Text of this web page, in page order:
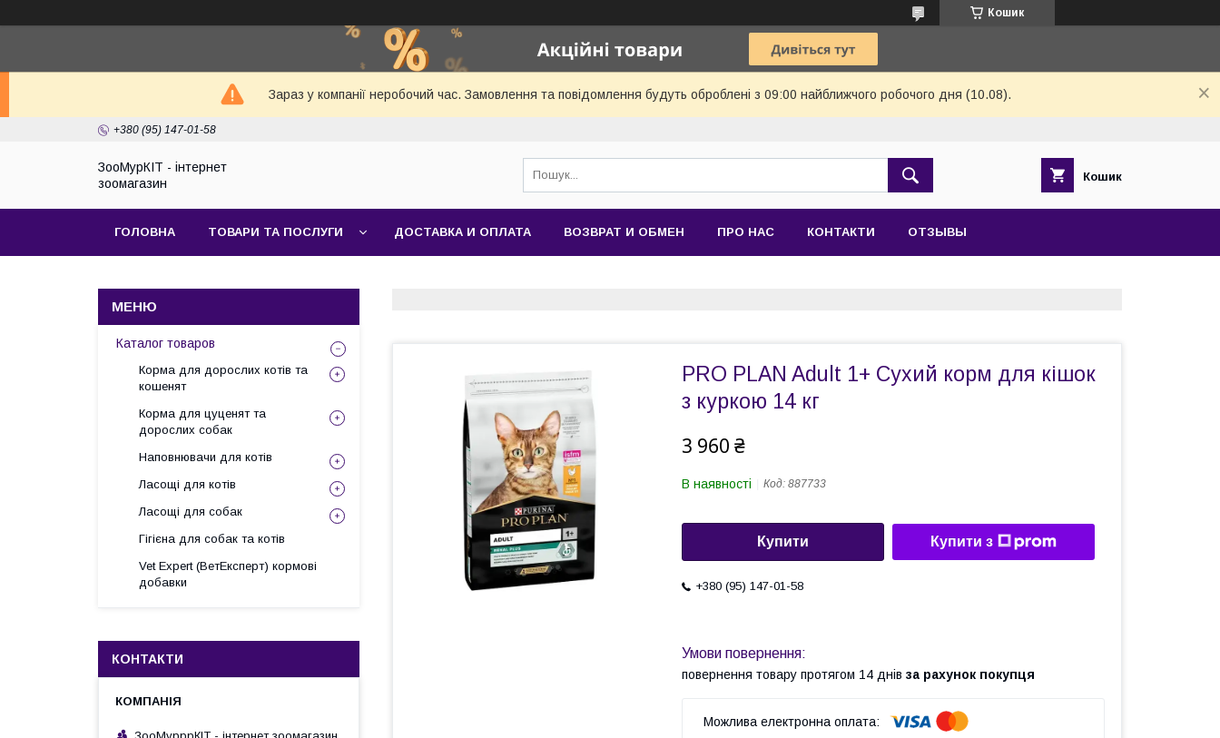
Кошик
Зараз у компанії неробочий час. Замовлення та повідомлення будуть оброблені з 09:00 найближчого робочого дня (10.08).
+380 (95) 147-01-58
ЗооМурКІТ - інтернет
зоомагазин
Кошик
ГОЛОВНА ТОВАРИ ТА ПОСЛУГИ ДОСТАВКА И ОПЛАТА ВОЗВРАТ И ОБМЕН ПРО НАС КОНТАКТИ ОТЗЫВЫ
PRO PLAN Adult 1+ Сухий корм для кішок
з куркою 14 кг
3 960 ₴
В наявності Код: 887733
Купити Купити з
+380 (95) 147-01-58
повернення товару протягом 14 днів за рахунок покупця
Каталог товаров
Корма для дорослих котів та
кошенят
Корма для цуценят та
дорослих собак
Наповнювачи для котів
Ласощі для котів
Ласощі для собак
Гігієна для собак та котів
Vet Expert (ВетЕксперт) кормові
добавки
КОНТАКТИ